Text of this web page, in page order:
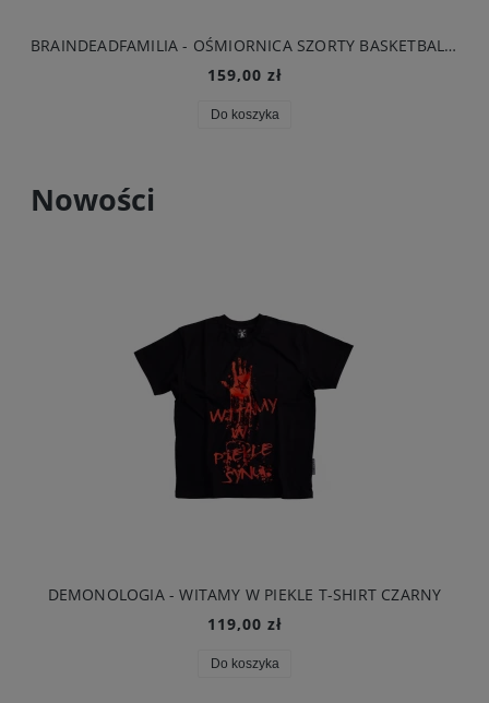
BRAINDEADFAMILIA - OŚMIORNICA SZORTY BASKETBALL CZARNE
159,00 zł
Do koszyka
Nowości
DEMONOLOGIA - WITAMY W PIEKLE T-SHIRT CZARNY
119,00 zł
Do koszyka